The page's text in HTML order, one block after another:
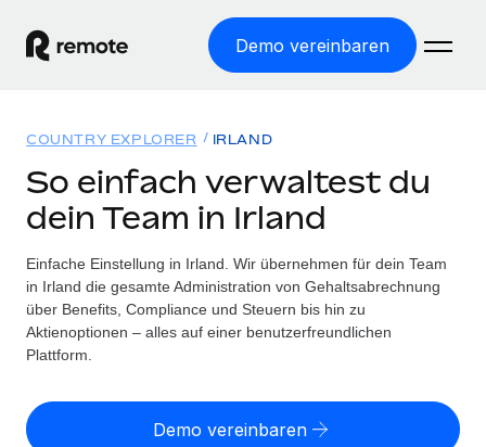
Demo vereinbaren
WELTWEITE BESCHÄFTIGUNG
Globale Payroll
Einfache, rechtssicher Payroll
Employer of Record
Weltweites Wachstum ohne Kosten für Niederlassungen
Contractor of Record
Rechtssichere, weltweite Arbeit mit Freelancer:innen
Lösungen
WELTWEITE ABDECKUNG
Country Explorer
Länderspezifische Unterstützung bei der Einstellung
Einfache Einstellung in allen US-Bundesstaaten
Ressourcen
TOOLS UND RECHNER
Scheinselbstständigkeitsrisiko berechnen
Preise
COUNTRY EXPLORER IRLAND
So einfach verwaltest du
dein Team in Irland
Einfache Einstellung in Irland. Wir übernehmen für dein Team
in Irland die gesamte Administration von Gehaltsabrechnung
über Benefits, Compliance und Steuern bis hin zu
Aktienoptionen – alles auf einer benutzerfreundlichen
Plattform.
Demo vereinbaren